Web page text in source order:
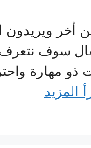
أخر
سوف
مهارة
المزيد